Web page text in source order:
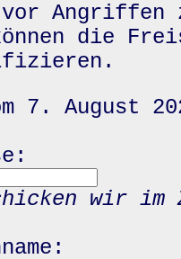
vor
die
7. August
wir